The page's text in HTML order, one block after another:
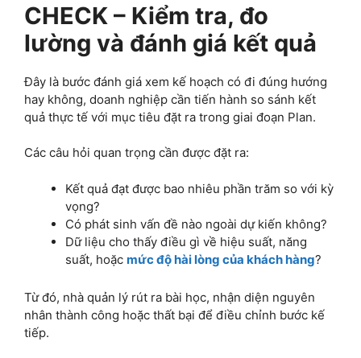
CHECK – Kiểm tra, đo
lường và đánh giá kết quả
Đây là bước đánh giá xem kế hoạch có đi đúng hướng
hay không, doanh nghiệp cần tiến hành so sánh kết
quả thực tế với mục tiêu đặt ra trong giai đoạn Plan.
Các câu hỏi quan trọng cần được đặt ra:
Kết quả đạt được bao nhiêu phần trăm so với kỳ
vọng?
Có phát sinh vấn đề nào ngoài dự kiến không?
Dữ liệu cho thấy điều gì về hiệu suất, năng
suất, hoặc mức độ hài lòng của khách hàng?
Từ đó, nhà quản lý rút ra bài học, nhận diện nguyên
nhân thành công hoặc thất bại để điều chỉnh bước kế
tiếp.